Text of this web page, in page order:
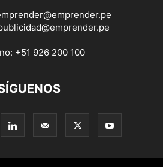
+51 926 200 100